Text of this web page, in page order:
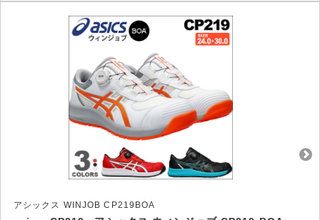
アシックス WINJOB CP219BOA